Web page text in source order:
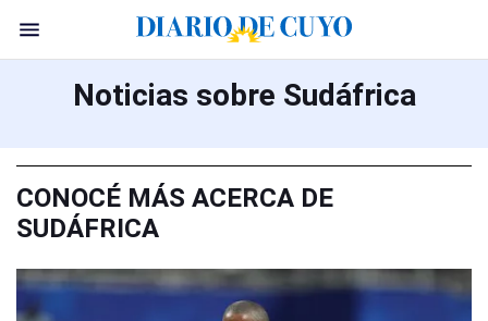
Noticias sobre Sudáfrica
CONOCÉ MÁS ACERCA DE
SUDÁFRICA